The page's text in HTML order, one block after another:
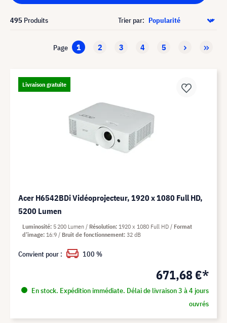
495 Produits Trier par:
Page 1 2 3 4 5
Livraison gratuite
Acer H6542BDi Vidéoprojecteur, 1920 x 1080 Full HD,
5200 Lumen
671,68 €*
En stock. Expédition immédiate. Délai de livraison 3 à 4 jours
ouvrés
Luminosité 5 200 Lumen Résolution 1920 x 1080 Full HD
Format
d’image 16:9 Bruit de fonctionnement 32 dB
Convient pour : 100 %